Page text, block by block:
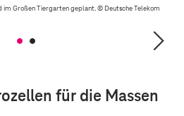
im Großen Tiergarten geplant.© Deutsche Telekom
für die Massen